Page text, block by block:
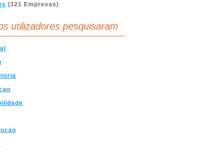
(321 Empresas)
utilizadores pesquisaram